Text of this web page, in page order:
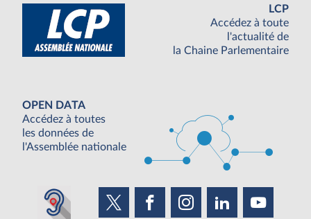
LCP
Accédez à toute
l'actualité de
la Chaine Parlementaire
OPEN DATA
Accédez à toutes
les données de
l'Assemblée nationale